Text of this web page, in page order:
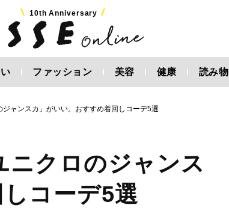
10th Anniversary
ファッション 美容 健康 読み物
ャンスカ」がいい。おすすめ着回しコーデ5選
ニクロのジャンス
コーデ5選